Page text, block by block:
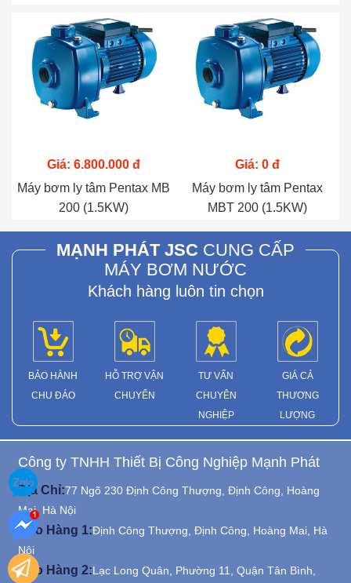
Giá: 6.800.000 đ
Máy bơm ly tâm Pentax MB
200 (1.5KW)
Giá: 0 đ
Máy bơm ly tâm Pentax
MBT 200 (1.5KW)
MẠNH PHÁT JSC CUNG CẤP
MÁY BƠM NƯỚC
Khách hàng luôn tin chọn
BẢO HÀNH
CHU ĐÁO
HỖ TRỢ VẬN
CHUYỂN
TƯ VẤN
CHUYÊN
NGHIỆP
GIÁ CẢ
THƯƠNG
LƯỢNG
Công ty TNHH Thiết Bị Công Nghiệp Mạnh Phát
Địa Chỉ:77 Ngõ 230 Định Công Thượng, Định Công, Hoàng
Mai, Hà Nội
Kho Hàng 1:Định Công Thượng, Định Công, Hoàng Mai, Hà
Nội
Kho Hàng 2:Lạc Long Quân, Phường 11, Quận Tân Bình,